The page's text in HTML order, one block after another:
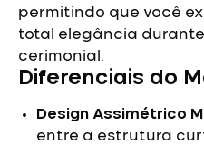
permitindo que você
total elegância
cerimonial.
Diferenciais do
Design Assimétrico
entre a estrutura